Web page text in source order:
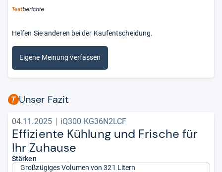
Helfen Sie anderen bei der Kaufentscheidung.
Eigene Meinung verfassen
Unser Fazit
04.11.2025 iQ300 KG36N2LCF
Effi­zi­ente Küh­lung und Fri­sche für
Ihr Zuhause
Stärken
Großzügiges Volumen von 321 Litern